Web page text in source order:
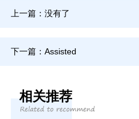
上一篇：没有了
下一篇： Assisted
相关推荐